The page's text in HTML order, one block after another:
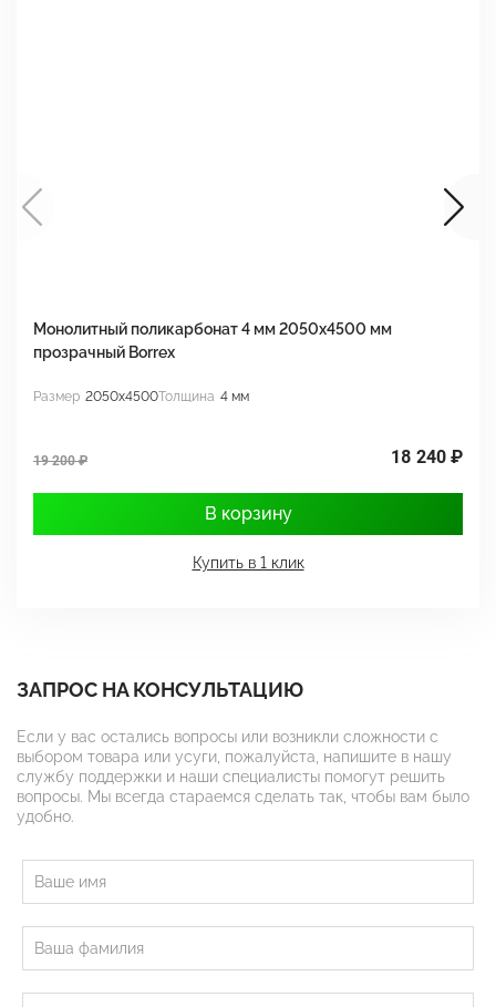
Монолитный поликарбонат 4 мм 2050х4500 мм
прозрачный Borrex
Размер 2050x4500Толщина 4 мм
19 200 ₽ 18 240 ₽
В корзину
Купить в 1 клик
ЗАПРОС НА КОНСУЛЬТАЦИЮ
Если у вас остались вопросы или возникли сложности с
выбором товара или усуги, пожалуйста, напишите в нашу
службу поддержки и наши специалисты помогут решить
вопросы. Мы всегда стараемся сделать так, чтобы вам было
удобно.